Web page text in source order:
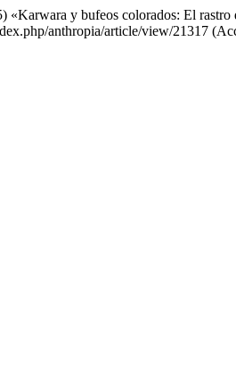
«Karwara y bufeos colorados: El
anthropia/article/view/21317